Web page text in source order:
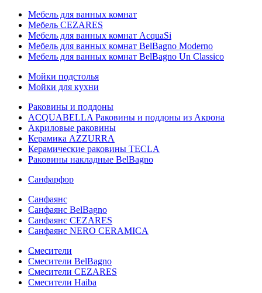
Мебель для ванных комнат
Мебель CEZARES
Мебель для ванных комнат AcquaSi
Мебель для ванных комнат BelBagno Moderno
Мебель для ванных комнат BelBagno Un Classico
Мойки подстолья
Мойки для кухни
Раковины и поддоны
ACQUABELLA Раковины и поддоны из Акрона
Акриловые раковины
Керамика AZZURRA
Керамические раковины TECLA
Раковины накладные BelBagno
Санфарфор
Санфаянс
Санфаянс BelBagno
Санфаянс CEZARES
Санфаянс NERO CERAMICA
Смесители
Смесители BelBagno
Смесители CEZARES
Смесители Haiba